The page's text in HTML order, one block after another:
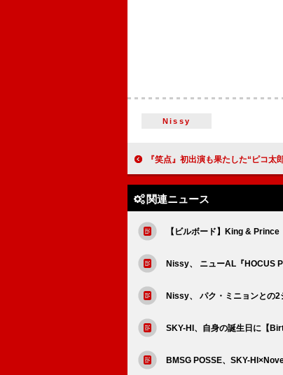
Nissy
『笑点』初出演も果たした“ピコ太郎”、YouTubeで新曲
関連ニュース
【ビルボード】King &
Nissy、 ニューAL『HOCUS
Nissy、 パク・ミニョンとの2
SKY-HI、自身の誕生日に【
BMSG POSSE、SKY-